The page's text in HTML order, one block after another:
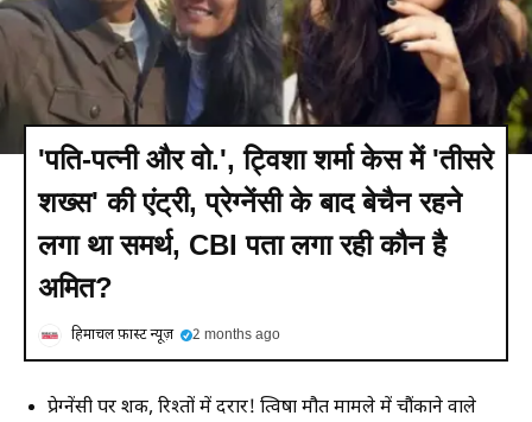
'पति-पत्नी और वो.', ट्विशा शर्मा केस में 'तीसरे
शख्स' की एंट्री, प्रेग्नेंसी के बाद बेचैन रहने
लगा था समर्थ, CBI पता लगा रही कौन है
अमित?
हिमाचल फ़ास्ट न्यूज़ 2 months ago
प्रेग्नेंसी पर शक, रिश्तों में दरार! त्विषा मौत मामले में चौंकाने वाले